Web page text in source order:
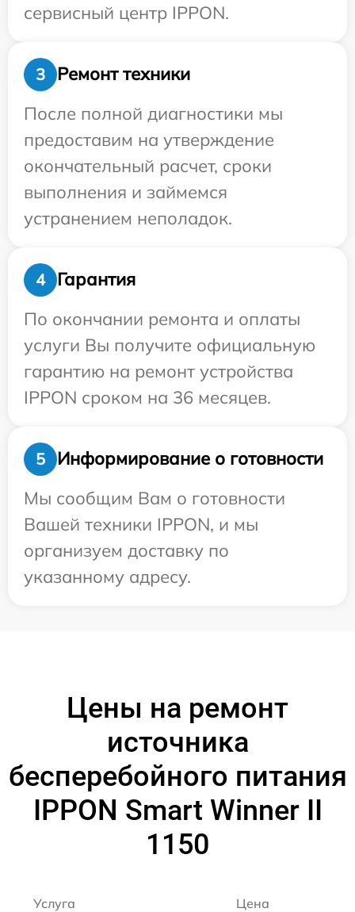
сервисный центр IPPON.
3
Ремонт техники
После полной диагностики мы
предоставим на утверждение
окончательный расчет, сроки
выполнения и займемся
устранением неполадок.
4
Гарантия
По окончании ремонта и оплаты
услуги Вы получите официальную
гарантию на ремонт устройства
IPPON сроком на 36 месяцев.
5
Информирование о готовности
Мы сообщим Вам о готовности
Вашей техники IPPON, и мы
организуем доставку по
указанному адресу.
Цены на ремонт
источника
бесперебойного питания
IPPON Smart Winner II
1150
Услуга Цена